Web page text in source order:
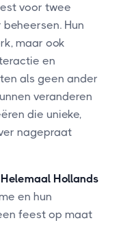
voor twee
Hun
maar ook
en
als geen ander
veranderen
die unieke,
nagepraat
Helemaal Hollands
en hun
feest op maat